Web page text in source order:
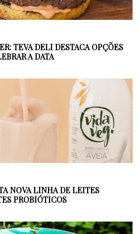
TEVA DELI DESTACA OPÇÕES
A DATA
NOVA LINHA DE LEITES
PROBIÓTICOS